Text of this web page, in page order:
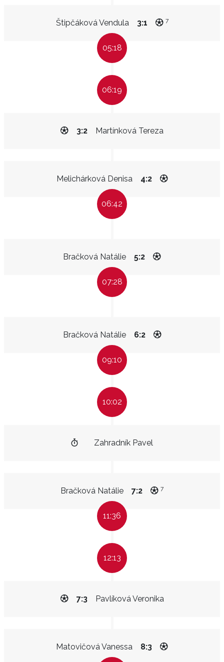
Štipčáková Vendula 3:1 7
05:18
06:19
Martínková Tereza
3:2
Melichárková Denisa 4:2
06:42
Bračková Natálie 5:2
07:28
Bračková Natálie 6:2
09:10
10:02
Zahradník Pavel
Bračková Natálie 7:2 7
11:36
12:13
Pavlíková Veronika
7:3
Matovičová Vanessa 8:3